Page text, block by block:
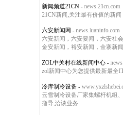
新闻频道21CN - news.21cn.com
21CN新闻,关注最有价值的新
六安新闻网 - news.luaninfo.com
六安新闻，六安要闻，六安社
金安新闻，裕安新闻，金寨新
ZOL中关村在线新闻中心 -
zol新闻中心为您提供最新最全
冷库制冷设备 -
云雪制冷设备厂家集螺杆机组
指导,洽谈业务.